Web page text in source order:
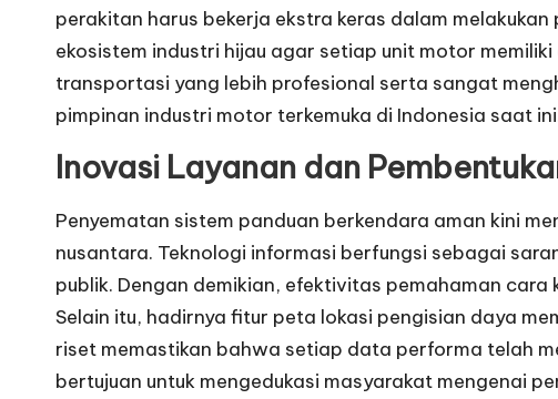
perakitan harus bekerja ekstra keras dalam
ekosistem industri hijau agar setiap unit motor
transportasi yang lebih profesional serta sangat
pimpinan industri motor terkemuka di Indonesia saat
Inovasi Layanan dan
Penyematan sistem panduan berkendara aman kini
nusantara. Teknologi informasi berfungsi sebagai
publik. Dengan demikian, efektivitas pemahaman
Selain itu, hadirnya fitur peta lokasi pengisian daya
riset memastikan bahwa setiap data performa telah
bertujuan untuk mengedukasi masyarakat mengenai